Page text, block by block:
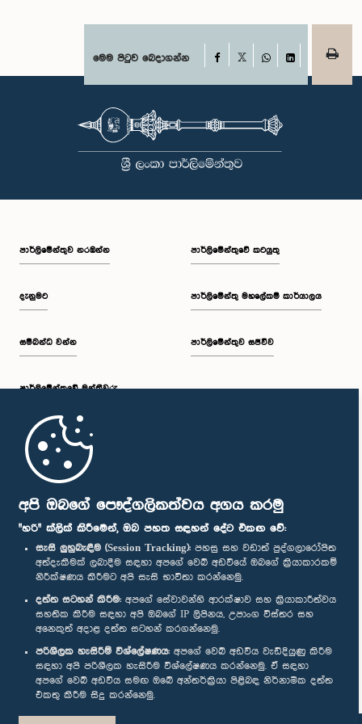
අපි ඔබගේ පෞද්ගලිකත්වය අගය කරමු
"හරි" ක්ලික් කිරීමෙන්, ඔබ පහත සඳහන් දේට එකඟ වේ:
සැසි ලුහුබැඳීම (Session Tracking): පහසු සහ වඩාත් පුද්ගලාරෝපිත
අත්දැකීමක් ලබාදීම සඳහා අපගේ වෙබ් අඩවියේ ඔබගේ ක්‍රියාකාරකම්
නිරීක්ෂණය කිරීමට අපි සැසි භාවිතා කරන්නෙමු.
දත්ත සටහන් කිරීම: අපගේ සේවාවන්හි ආරක්ෂාව සහ ක්‍රියාකාරීත්වය
සහතික කිරීම සඳහා අපි ඔබගේ IP ලිපිනය, උපාංග විස්තර සහ
අනෙකුත් අදාළ දත්ත සටහන් කරගන්නෙමු.
පරිශීලක හැසිරීම් විශ්ලේෂණය: අපගේ වෙබ් අඩවිය වැඩිදියුණු කිරීම
සඳහා අපි පරිශීලක හැසිරීම විශ්ලේෂණය කරන්නෙමු. ඒ සඳහා
අපගේ වෙබ් අඩවිය සමඟ ඔබේ අන්තර්ක්‍රියා පිළිබඳ නිර්නාමික දත්ත
එකතු කිරීම සිදු කරන්නෙමු.
පෙබරවාරි මස 17 වැනි දින ආචාරධර්ම හා වරප්‍රසාද පිළිබඳ කාරක සභාව
හමුවේ පෙනී සිටිනු ලැබූ අතර, එහිදී, ඔවුන් විසින් සිය හැසිරීම සම්බන්ධයෙන්
අවංකවම සමාව අයැද සිටින බව සඳහන් කෙරිණි. පාර්ලිමේන්තු කාරක
සභාවල අධිකාරිය, ගෞරවය සහ ස්ථාපිත ක්‍රියාපටිපාටිවලට ගෞරව කිරීමේ
වැදගත්කම පිළිබඳව නිසි අවබෝධයකින් යුතුව තම ක්‍රියාවන්හි බරපතලකම
වරප්‍රසාද පිළිබඳ කාරක සභාව සහ පොදු ව්‍යාපාර පිළිබඳ කාරක සභාවේ
සභාපතිවරයා විසින් ඒ පිළිබඳව නිසි පරිදි සලකා බැලීමෙන් අනතුරුව, ඉහත
කී නිලධාරීන්ට සමාව ලබා දෙන ලෙස කරන ලද ඉල්ලීම පිළිගන්නා
ලදී. පාර්ලිමේන්තු කාරක සභා රැස්වීම් සඳහා පෙනී සිටින සියලුම පුද්ගලයන්
සෑම අවස්ථාවකදීම ඉහළම මට්ටමින් ආචාරධර්ම හා හැසිරීම් අනුගමනය
පාර්ලිමේන්තුවේ ගරුත්වය හා අධිකාරිය ආරක්ෂා කරමින් කටයුතු කිරීමත්
මෙම පිටුව බෙදාගන්න Facebook
WhatsAppLinkedIn
පාර්ලි‌මේන්තුව නරඹන්න
දැනුමට
සම්බන්ධ වන්න
පාර්ලි‌මේන්තුවේ මන්ත්‍රීවරු
මුල් පිටුව
පාර්ලිමේන්තුවේ කටයුතු
පාර්ලිමේන්තු මහලේකම් කාර්යාලය
පාර්ලිමේන්තුව සජීවීව
පාර්ලිමේන්තු ජංගම යෙදුම
අප හා සම්බන්ධ වී සිටින්න :
සම්මාන
පෞද්ගලිකත්ව ප්‍රතිපත්තිය